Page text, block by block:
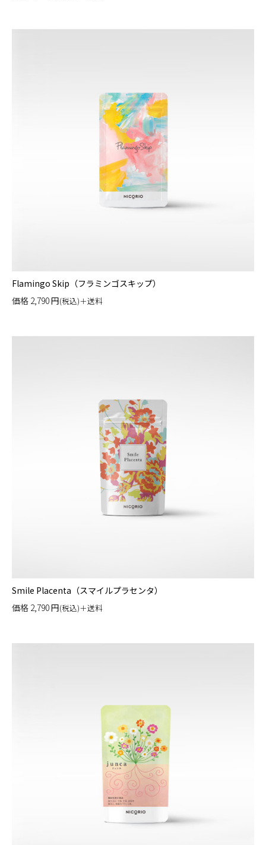
Flamingo Skip（フラミンゴスキップ）
価格 2,790円(税込)＋送料
Smile Placenta（スマイルプラセンタ）
価格 2,790円(税込)＋送料